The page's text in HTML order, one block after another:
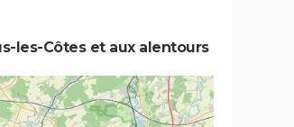
les-Côtes et aux alentours